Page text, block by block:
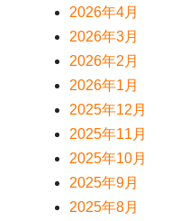
2026年4月
2026年3月
2026年2月
2026年1月
2025年12月
2025年11月
2025年10月
2025年9月
2025年8月